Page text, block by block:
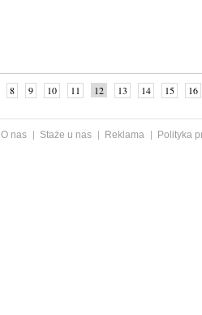
8 9 10 11 12 13 14 15 16
O nas Staże u nas Reklama
Polityka